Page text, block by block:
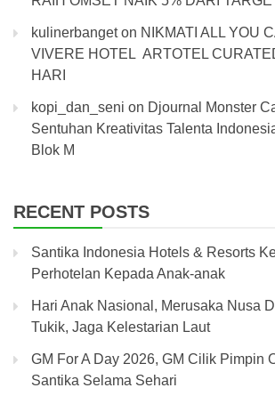
kulinerbangeton NIKMATI ALL YOU
VIVERE HOTEL ARTOTEL
HARI
kopi_dan_seni on Djournal Monster
Sentuhan Kreativitas Talenta
Blok M
RECENT POSTS
Santika Indonesia Hotels & Resorts
Perhotelan Kepada Anak-anak
Hari Anak Nasional, Merusaka Nusa
Tukik, Jaga Kelestarian Laut
GM For A Day 2026, GM Cilik Pimpin
Santika Selama Sehari